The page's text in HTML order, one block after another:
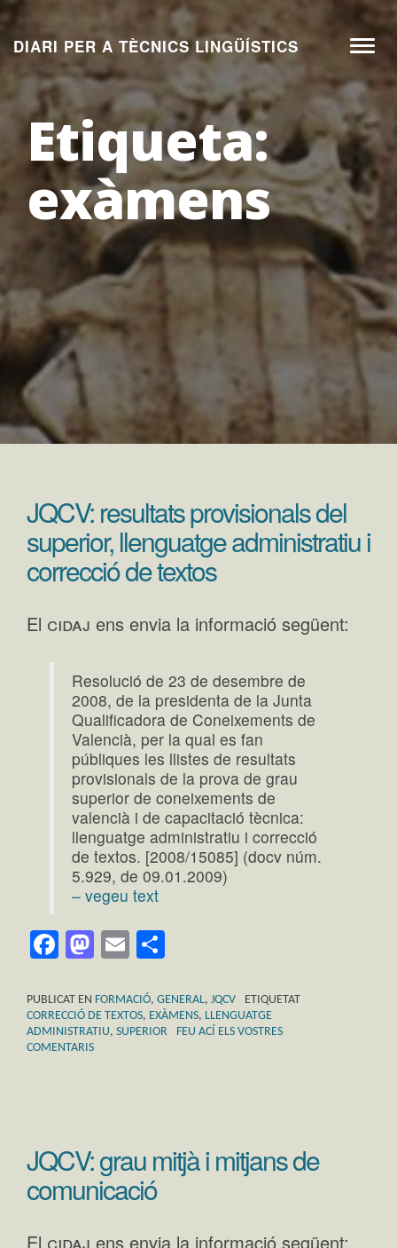
Aneu
contingut
DIARI PER A TÈCNICS LINGÜÍSTICS
Etiqueta:
exàmens
JQCV: resultats provisionals del
superior, llenguatge administratiu i
correcció de textos
El cidaj ens envia la informació següent:
Resolució de 23 de desembre de
2008, de la presidenta de la Junta
Qualificadora de Coneixements de
Valencià, per la qual es fan
públiques les llistes de resultats
provisionals de la prova de grau
superior de coneixements de
valencià i de capacitació tècnica:
llenguatge administratiu i correcció
de textos. [2008/15085] (docv núm.
5.929, de 09.01.2009)
– vegeu text
Facebook
Mastodon
Email
PUBLICAT EN FORMACIÓ, GENERAL, JQCV
ETIQUETAT
CORRECCIÓ DE TEXTOS, EXÀMENS, LLENGUATGE
ADMINISTRATIU, SUPERIOR
FEU ACÍ ELS VOSTRES
COMENTARIS
JQCV: grau mitjà i mitjans de
comunicació
El cidaj ens envia la informació següent: